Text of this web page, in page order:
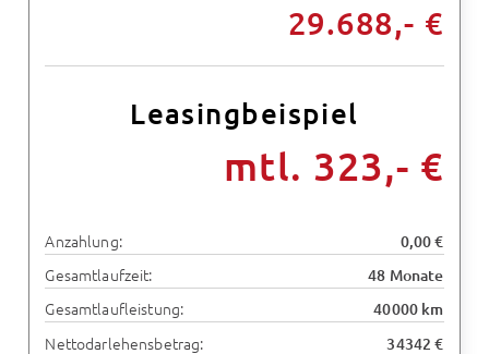
29.688,- €
Leasingbeispiel
mtl. 323,- €
Anzahlung: 0,00 €
Gesamtlaufzeit: 48 Monate
Gesamtlaufleistung: 40000 km
Nettodarlehensbetrag: 34342 €